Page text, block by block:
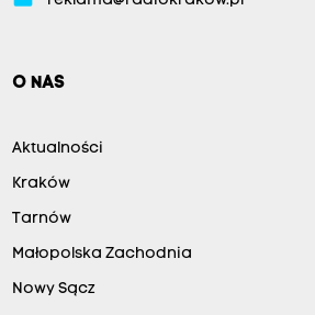
O NAS
Aktualności
Kraków
Tarnów
Małopolska Zachodnia
Nowy Sącz